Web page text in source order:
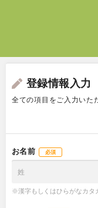
登録情報入力
全ての項目をご入力いた
お名前 必須
※漢字もしくはひらがなカタ